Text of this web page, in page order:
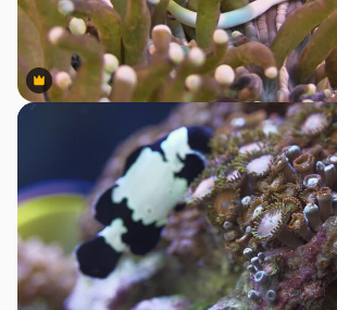
Premium
Premium